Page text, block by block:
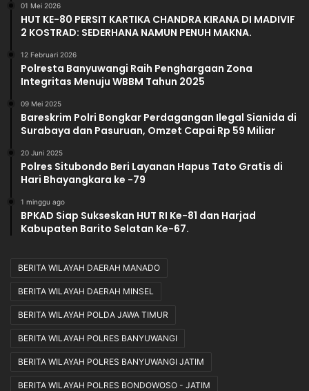
01 Mei 2026
HUT KE-80 PERSIT KARTIKA CHANDRA KIRANA DI MADIVIF
2 KOSTRAD: SEDERHANA NAMUN PENUH MAKNA.
12 Februari 2026
Polresta Banyuwangi Raih Penghargaan Zona
Integritas Menuju WBBM Tahun 2025
09 Mei 2025
Bareskrim Polri Bongkar Perdagangan Ilegal Sianida di
Surabaya dan Pasuruan, Omzet Capai Rp 59 Miliar
20 Juni 2025
Polres Situbondo Beri Layanan Hapus Tato Gratis di
Hari Bhayangkara ke -79
1 minggu ago
BPKAD Siap Sukseskan HUT RI Ke-81 dan Harjad
Kabupaten Barito Selatan Ke-67.
BERITA WILAYAH DAERAH MANADO
BERITA WILAYAH DAERAH MINSEL
BERITA WILAYAH POLDA JAWA TIMUR
BERITA WILAYAH POLRES BANYUWANGI
BERITA WILAYAH POLRES BANYUWANGI JATIM
BERITA WILAYAH POLRES BONDOWOSO - JATIM